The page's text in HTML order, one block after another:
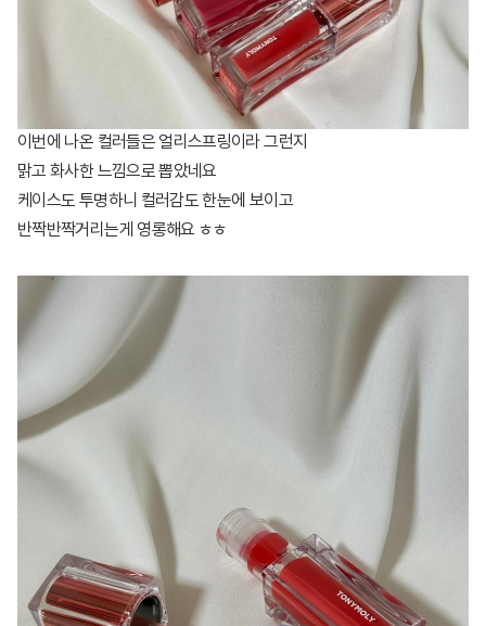
이번에 나온 컬러들은 얼리스프링이라 그런지
맑고 화사한 느낌으로 뽑았네요
케이스도 투명하니 컬러감도 한눈에 보이고
반짝반짝거리는게 영롱해요 ㅎㅎ